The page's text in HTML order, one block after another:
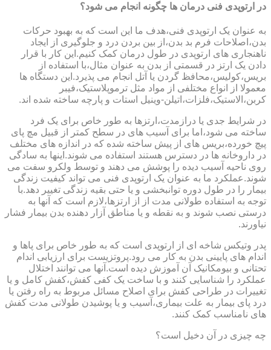
در ارتوپدی فنی درمان ها چگونه انجام می شود؟
به عنوان یک ارتوپدی فنی،هدف ما این است که به بهبود حرکات
بدن،اصلاحات فرم بد بدن،از بین بردن درد و جلوگیری از ایجاد
ناهنجاری های ارتوپدی در طول درمان کمک کنیم.این کار با قرار
دادن یک ارتز در قسمتی از بدن به عنوان مثال،با استفاده از
بریس،کولیس،محافظ گردن یا آتل انجام می پذیرد.این دستگاه ها
معمولا از انواع مختلفی از مواد مثل ترموپلاستیک،فیبر
کربن،الاستیک،فلزات،اتیلن-وینیل استات و پارچه ساخته شده اند.
در شرایط جدی یا درازمدت،ارتزها به طور خاص برای یک فرد
ساخته می شود،اما برای آسیب های در سطح کمتر از قبیل مچ پای
پیچ خورده،بریس های از پیش ساخته شده که در اندازه های مختلف
در داروخانه ها در دسترس هستند استفاده می شوند.اینها به سادگی
روی ناحیه آسیب دیده را پوشش می دهند و توسط ولکرو سفت می
شوند.عملکرد ما به عنوان یک ارتوپدی فنی می تواند کیفیت زندگی
بیمار را در طول دوره توانبخشی و یا حتی بقیه زندگی تغییر دهد.با
توجه به استفاده طولانی مدت از از ارتزها،لازم است که آنها به
درستی نصب شوند و به نقطه و یا مناطق آزار دهنده بدن بیمار فشار
نیاورند.
پدر وتیکس شاخه ای از ارتوپدی است که به طور خاص برای پاها و
اندام های پایینی بدن به کار می رود.پروتزیست برای ارزیابی اندام
تحتانی و بیومکانیک آن آموزش دیده است.آنها می توانند اختلال
عملکرد را شناسایی کنند و با ساخت یک کفی کفش،کفش کامل و یا
تغییرات در طراحی کفش برای اصلاح مسائل مربوط به راه رفتن یا
درد پای بیمار به علت بیماری،آسیب و یا پوشیدن طولانی مدت کفش
های نامناسب کمک کنند.
چه چیزی در آن دخیل است؟